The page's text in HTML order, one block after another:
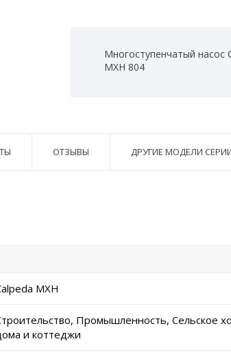
Многоступенчатый насос
MXH 804
ОТЗЫВЫ ДРУГИЕ МОДЕЛИ
MXH
Промышленность, Сельское
и коттеджи